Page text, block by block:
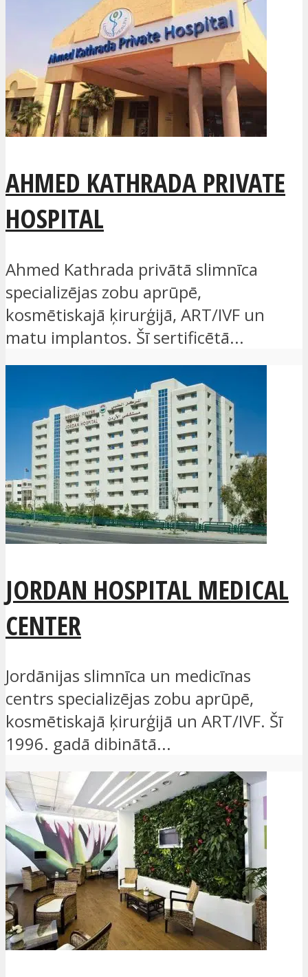
AHMED KATHRADA PRIVATE
HOSPITAL
Ahmed Kathrada privātā slimnīca
specializējas zobu aprūpē,
kosmētiskajā ķirurģijā, ART/IVF un
matu implantos. Šī sertificētā...
JORDAN HOSPITAL MEDICAL
CENTER
Jordānijas slimnīca un medicīnas
centrs specializējas zobu aprūpē,
kosmētiskajā ķirurģijā un ART/IVF. Šī
1996. gadā dibinātā...